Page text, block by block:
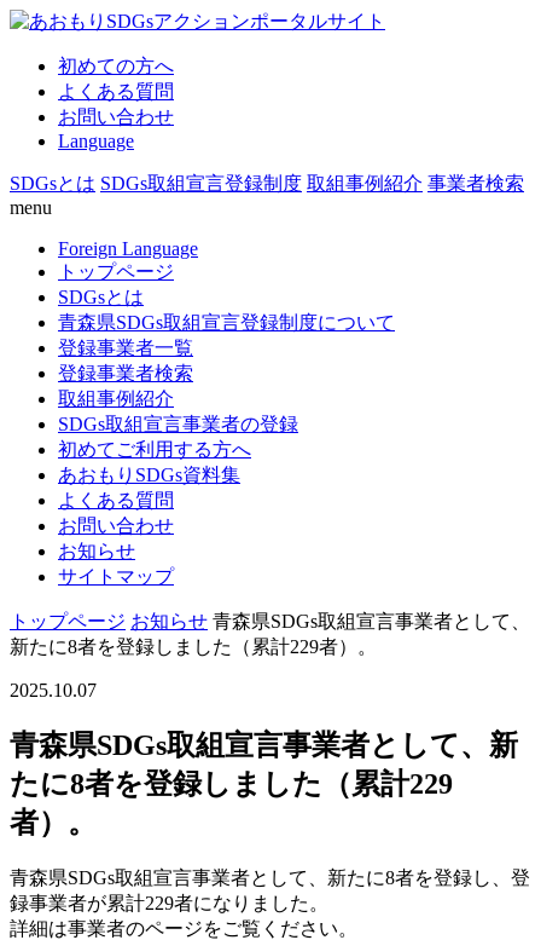
初めての方へ
よくある質問
お問い合わせ
Language
SDGsとは SDGs取組宣言登録制度 取組事例紹介 事業者検索
menu
Foreign Language
トップページ
SDGsとは
青森県SDGs取組宣言登録制度について
登録事業者一覧
登録事業者検索
取組事例紹介
SDGs取組宣言事業者の登録
初めてご利用する方へ
あおもりSDGs資料集
よくある質問
お問い合わせ
お知らせ
サイトマップ
トップページ お知らせ 青森県SDGs取組宣言事業者として、
新たに8者を登録しました（累計229者）。
2025.10.07
青森県SDGs取組宣言事業者として、新
たに8者を登録しました（累計229
者）。
青森県SDGs取組宣言事業者として、新たに8者を登録し、登
録事業者が累計229者になりました。
詳細は事業者のページをご覧ください。